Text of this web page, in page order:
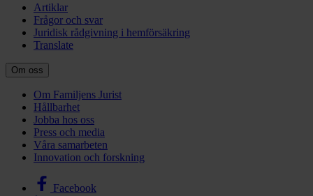
Artiklar
Frågor och svar
Juridisk rådgivning i hemförsäkring
Translate
Om oss
Om Familjens Jurist
Hållbarhet
Jobba hos oss
Press och media
Våra samarbeten
Innovation och forskning
Facebook